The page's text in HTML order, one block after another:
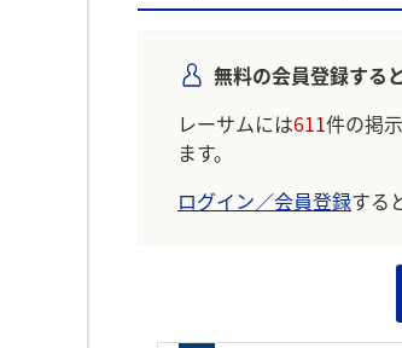
無料の会員登録する
レーサムには611件の掲
ます。
ログイン／会員登録する